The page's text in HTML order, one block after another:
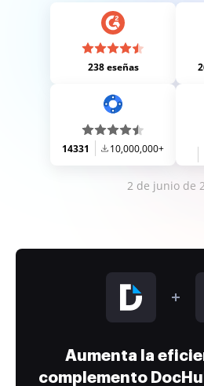
238 eseñas
14331 10,000,000+
2 de junio de
Aumenta la
complemento